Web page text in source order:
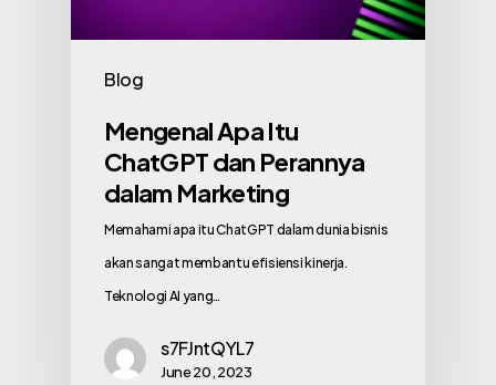
Blog
Mengenal Apa Itu
ChatGPT dan Perannya
dalam Marketing
Memahami apa itu ChatGPT dalam dunia bisnis
akan sangat membantu efisiensi kinerja.
Teknologi AI yang…
s7FJntQYL7
June 20, 2023